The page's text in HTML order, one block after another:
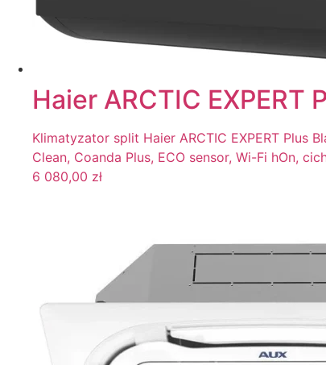
Haier ARCTIC
Klimatyzator split Haier ARCTIC EXPERT Plus
Clean, Coanda Plus, ECO sensor, Wi-Fi hOn,
6 080,00 zł